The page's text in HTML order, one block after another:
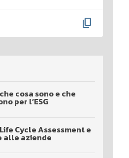
content_copy
cosa sono e che
per l’ESG
Cycle Assessment e
alle aziende